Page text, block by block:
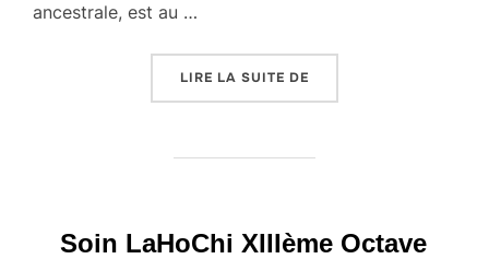
ancestrale, est au …
LIRE LA SUITE DE
Soin LaHoChi XIIIème Octave